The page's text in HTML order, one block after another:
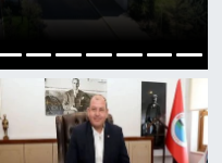
geliyor
10 11 12 14 15